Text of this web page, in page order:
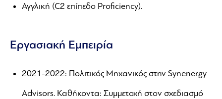
Αγγλική (C2 επίπεδο Proficiency).
Εργασιακή Εμπειρία
2021-2022: Πολιτικός Μηχανικός στην Synenergy
Advisors. Καθήκοντα: Συμμετοχή στον σχεδιασμό